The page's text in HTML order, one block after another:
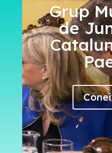
Grup
de